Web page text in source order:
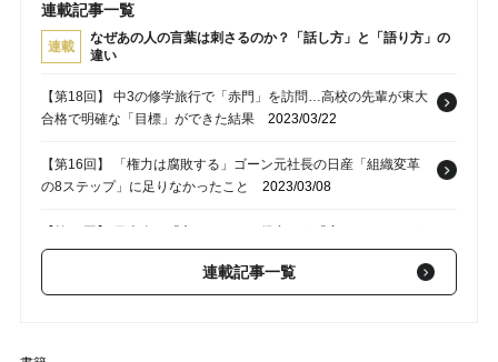
連載記事一覧
連載
なぜあの人の言葉は刺さるのか？「話し方」と「語り方」の
違い
【第18回】 中3の修学旅行で「赤門」を訪問…高校の先輩が東大
合格で明確な「目標」ができた結果 2023/03/22
【第16回】 「権力は腐敗する」ゴーン元社長の日産「組織変革
の8ステップ」に足りなかったこと
2023/03/08
苦手という致命的美德がもたらす結果2023/03/01
【第14回】 稲盛和夫・京セラ創業者がJAL再建を可能にした「ベ
連載記事一覧